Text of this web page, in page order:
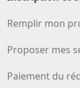
Remplir mon
Proposer mes
Paiement du